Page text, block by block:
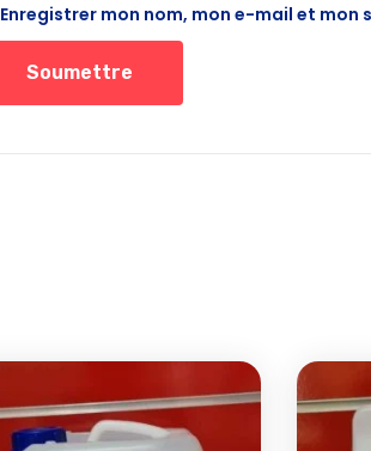
Enregistrer mon nom, mon e-mail et
Add to wishlist